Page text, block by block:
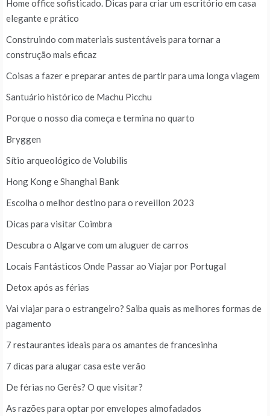
Home office sofisticado. Dicas para criar um escritório em casa
elegante e prático
Construindo com materiais sustentáveis para tornar a
construção mais eficaz
Coisas a fazer e preparar antes de partir para uma longa viagem
Santuário histórico de Machu Picchu
Porque o nosso dia começa e termina no quarto
Bryggen
Sítio arqueológico de Volubilis
Hong Kong e Shanghai Bank
Escolha o melhor destino para o reveillon 2023
Dicas para visitar Coimbra
Descubra o Algarve com um aluguer de carros
Locais Fantásticos Onde Passar ao Viajar por Portugal
Detox após as férias
Vai viajar para o estrangeiro? Saiba quais as melhores formas de
pagamento
7 restaurantes ideais para os amantes de francesinha
7 dicas para alugar casa este verão
De férias no Gerês? O que visitar?
As razões para optar por envelopes almofadados